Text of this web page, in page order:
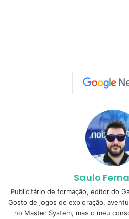
Saulo
Publicitário de formação, editor do
Gosto de jogos de exploração,
no Master System, mas o meu